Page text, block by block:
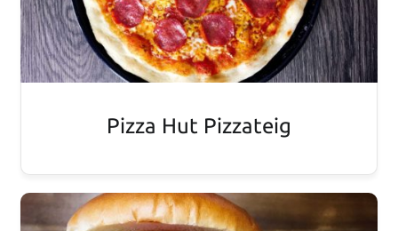
Pizza Hut Pizzateig